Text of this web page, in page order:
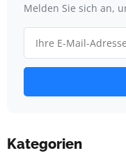
Melden Sie sich an,
Kategorien